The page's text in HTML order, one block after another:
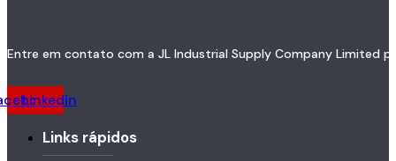
Entre em contato com a JL Industrial Supply Company Limited
Linkedin
Links rápidos